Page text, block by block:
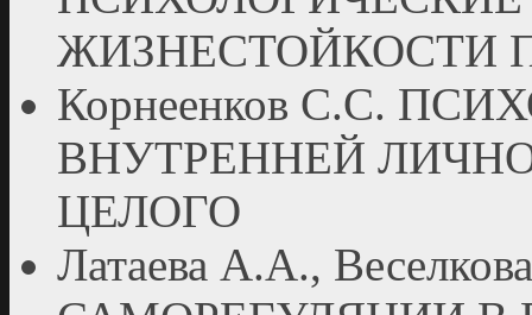
ЖИЗНЕСТОЙКОСТИ
Корнеенков С.С.
ВНУТРЕННЕЙ
ЦЕЛОГО
Латаева А.А.,